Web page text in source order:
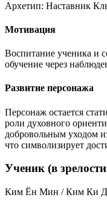
Архетип: Наставник
Мотивация
Воспитание ученика и
обучение через
Развитие персонажа
Персонаж остается
роли духовного
добровольным уходом
что символизирует
Ученик (в
Ким Ён Мин / Ким Ки